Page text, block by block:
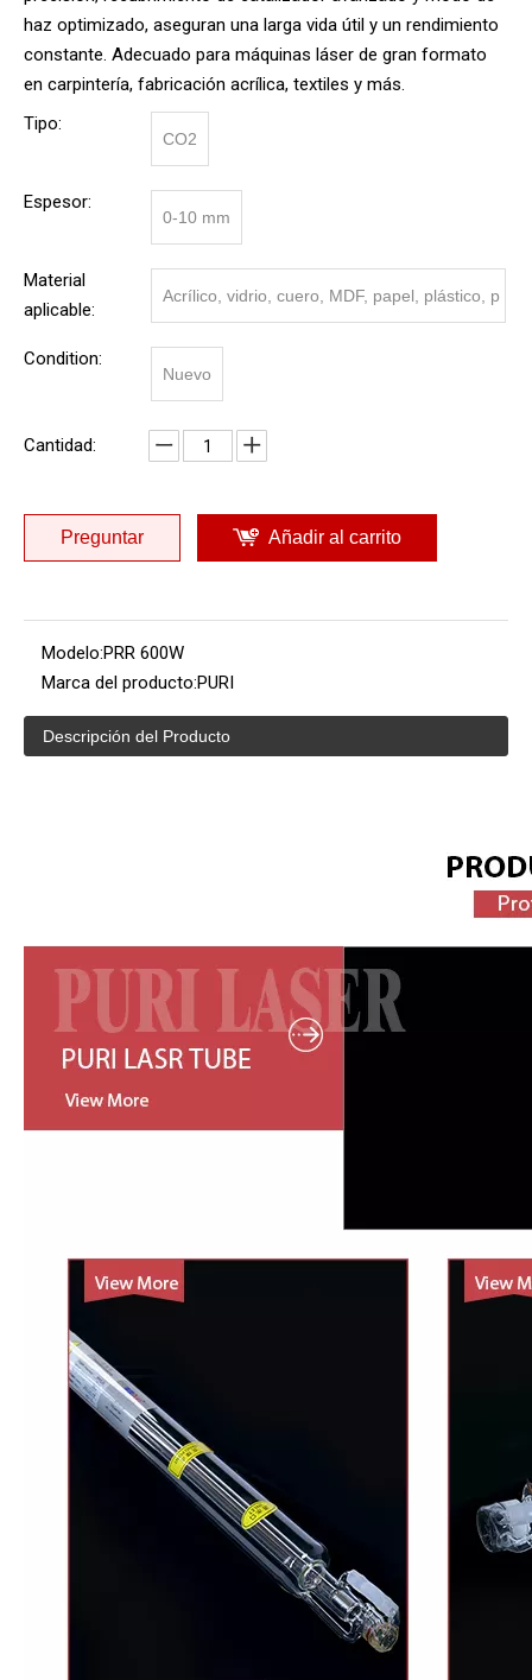
haz optimizado, aseguran una larga vida útil y un rendimiento
constante. Adecuado para máquinas láser de gran formato
en carpintería, fabricación acrílica, textiles y más.
Tipo:
CO2
Espesor:
0-10 mm
Material
aplicable:
Acrílico, vidrio, cuero, MDF, papel, plástico, p
dra, madera, cristal, máquina de grabado co
Condition:
Nuevo
Cantidad:
Preguntar Añadir al carrito
Modelo:PRR 600W
Marca del producto:PURI
Descripción del Producto